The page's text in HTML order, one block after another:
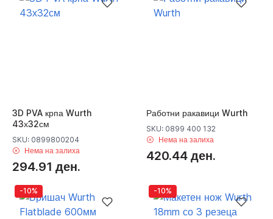
3D PVA крпа Wurth
43х32см
SKU: 0899800204
Нема на залиха
294.91 ден.
Работни ракавици Wurth
SKU: 0899 400 132
Нема на залиха
420.44 ден.
-10% -10%